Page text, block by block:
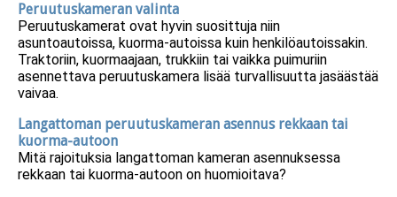
Peruutuskameran valinta
Peruutuskamerat ovat hyvin suosittuja niin
asuntoautoissa, kuorma-autoissa kuin henkilöautoissakin.
Traktoriin, kuormaajaan, trukkiin tai vaikka puimuriin
asennettava peruutuskamera lisää turvallisuutta jasäästää
vaivaa.
Langattoman peruutuskameran asennus rekkaan tai
kuorma-autoon
Mitä rajoituksia langattoman kameran asennuksessa
rekkaan tai kuorma-autoon on huomioitava?